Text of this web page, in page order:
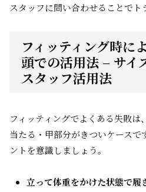
スタッフに問い合わせることでト
フィッティング時に
頭での活用法 – サイ
スタッフ活用法
フィッティングでよくある失敗
当たる・甲部分がきついケースで
ントを意識しましょう。
立って体重をかけた状態で履